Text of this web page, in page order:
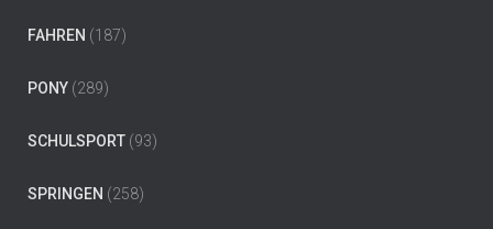
FAHREN (187)
PONY (289)
SCHULSPORT (93)
SPRINGEN (258)